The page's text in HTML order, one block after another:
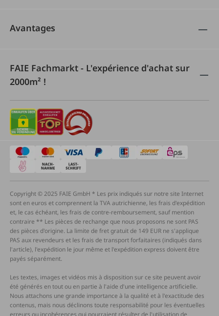
Avantages
FAIE Fachmarkt - L'expérience d'achat sur
2000m² !
Copyright © 2025 FAIE GmbH * Les prix indiqués sur notre site Internet
sont en euros et comprennent la TVA autrichienne, les frais d'expédition
et, le cas échéant, les frais de contre-remboursement, sauf mention
contraire ** Les pièces de rechange que nous proposons ne sont PAS
des pièces d'origine. La limite de fret gratuit de 149 EUR ne s'applique
PAS aux revendeurs et les frais de transport forfaitaires (indiqués dans
l'article), l'expédition le jour même et l'expédition express doivent être
payés séparément.
Les textes, images et vidéos mis à disposition sur ce site peuvent avoir
été générés en tout ou en partie à l'aide d'une intelligence artificielle.
Nous attachons une grande importance à la qualité et à l'exactitude des
contenus, mais nous déclinons toute responsabilité pour les éventuelles
erreurs ou incohérences qui pourraient résulter de l'utilisation de